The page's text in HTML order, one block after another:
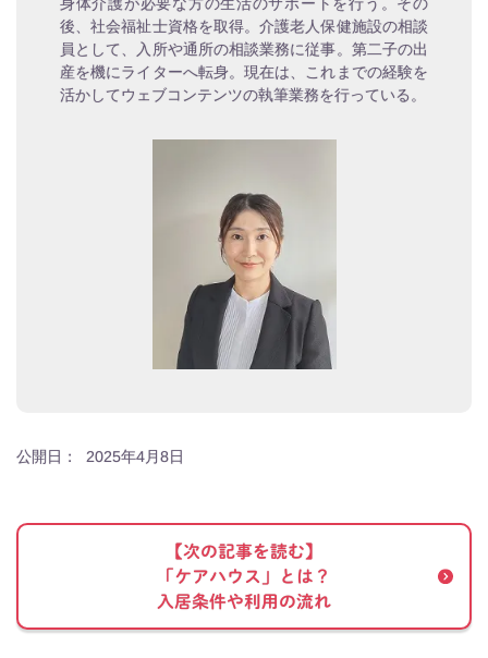
身体介護が必要な方の生活のサポートを行う。その
後、社会福祉士資格を取得。介護老人保健施設の相談
員として、入所や通所の相談業務に従事。第二子の出
産を機にライターへ転身。現在は、これまでの経験を
活かしてウェブコンテンツの執筆業務を行っている。
公開日： 2025年4月8日
【次の記事を読む】
「ケアハウス」とは？
入居条件や利用の流れ